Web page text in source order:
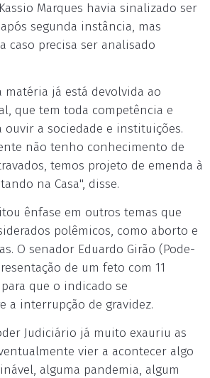
Marques havia sinalizado ser
segunda instância, mas
caso precisa ser analisado
matéria já está devolvida ao
que tem toda competência e
a sociedade e instituições.
não tenho conhecimento de
temos projeto de emenda à
na Casa", disse.
ênfase em outros temas que
polêmicos, como aborto e
O senador Eduardo Girão (Pode-
de um feto com 11
que o indicado se
a interrupção de gravidez.
Judiciário já muito exauriu as
vier a acontecer algo
alguma pandemia, algum